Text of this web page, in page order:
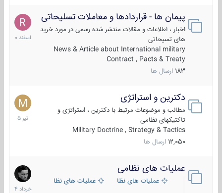
پیمان ها - قراردادها و معاملات تسلیحاتی
اخبار ، اطلاعات و مقالات منتشر شده رسمی در مورد خرید
های تسیحاتی
News & Article about International military
Contract , Pacts & Treaty
183 ارسال ها
7
اسفند
1400
دکترین و استراتژی
مطالب و موضوعات مرتبط با دکترین ، استراتژی و
تاکتیکهای نظامی
Military Doctrine , Strategy & Tactics
12,050 ارسال ها
27
تیر
1405
عملیات های نظامی
عملیات های نظامی ایرانعملیات های نظامی خارجی
5
خرداد
1404